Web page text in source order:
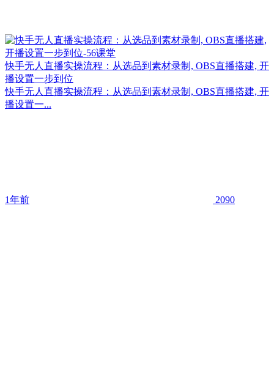
快手无人直播实操流程：从选品到素材录制, OBS直播搭建, 开
播设置一步到位
快手无人直播实操流程：从选品到素材录制, OBS直播搭建, 开
播设置一...
1年前 2090